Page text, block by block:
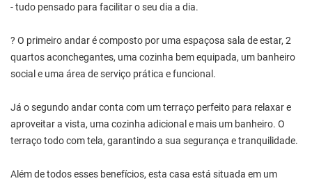
- tudo pensado para facilitar o seu dia a dia.
? O primeiro andar é composto por uma espaçosa sala de estar, 2
quartos aconchegantes, uma cozinha bem equipada, um banheiro
social e uma área de serviço prática e funcional.
Já o segundo andar conta com um terraço perfeito para relaxar e
aproveitar a vista, uma cozinha adicional e mais um banheiro. O
terraço todo com tela, garantindo a sua segurança e tranquilidade.
Além de todos esses benefícios, esta casa está situada em um